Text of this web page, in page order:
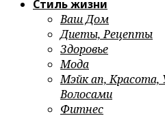
Стиль жизни
Ваш Дом
Диеты, Рецепты
Здоровье
Мода
Мэйк ап, Красота,
Волосами
Фитнес